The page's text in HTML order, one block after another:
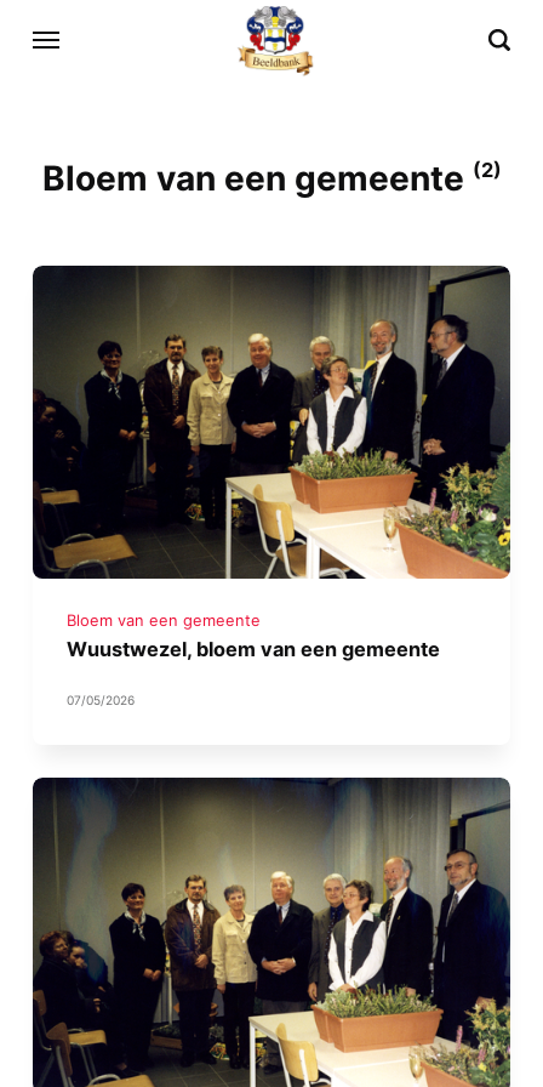
Bloem van een gemeente (2)
Bloem van een gemeente
Wuustwezel, bloem van een gemeente
07/05/2026